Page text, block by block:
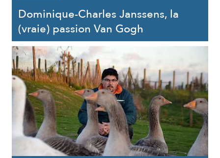
Dominique-Charles Janssens, la
(vraie) passion Van Gogh